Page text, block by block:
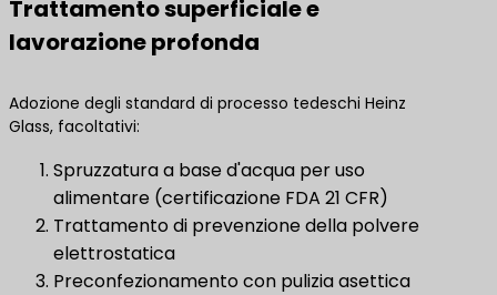
Trattamento superficiale e
lavorazione profonda
Adozione degli standard di processo tedeschi Heinz
Glass, facoltativi:
Spruzzatura a base d'acqua per uso
alimentare (certificazione FDA 21 CFR)
Trattamento di prevenzione della polvere
elettrostatica
Preconfezionamento con pulizia asettica